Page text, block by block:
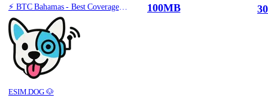
⚡️ BTC Bahamas - Best Coverage (100MB/30Days) - Black route
ESIM.DOG 🐶
100MB